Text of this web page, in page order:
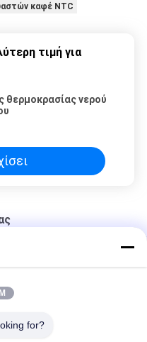
καφέ NTC
τιμή για
θερμοκρασίας νερού
for?